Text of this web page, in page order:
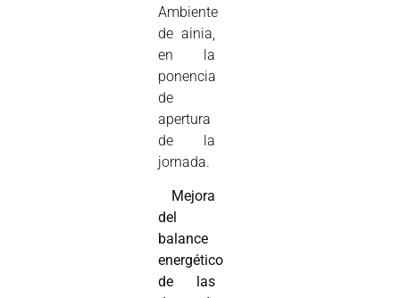
Ambiente
de ainia,
en la
ponencia
de
apertura
de la
jornada.
Mejora
del
balance
energético
de las